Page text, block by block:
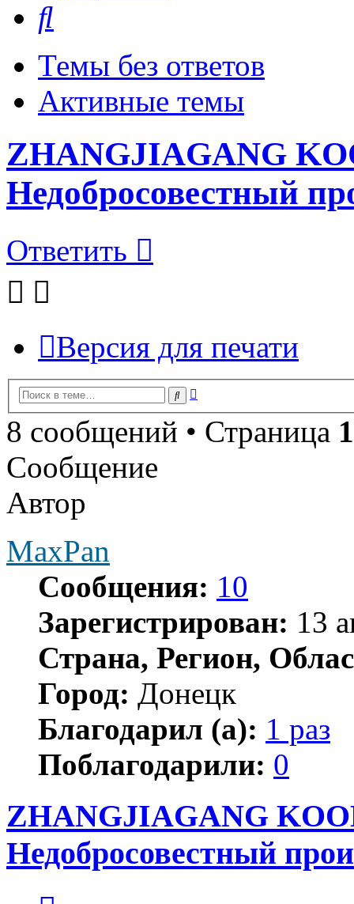
Темы без ответов
Активные темы
ZHANGJIAGANG
Недобросовестный
Ответить
Версия для печати
Поиск
8 сообщений • Страница 1
Сообщение
Автор
MaxPan
Сообщения: 10
Зарегистрирован: 13
Страна, Регион,
Город: Донецк
Благодарил (а): 1 раз
Поблагодарили: 0
ZHANGJIAGANG
Недобросовестный